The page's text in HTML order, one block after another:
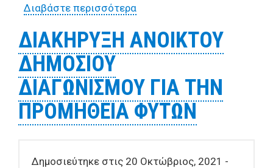
Διαβάστε περισσότεραγια ΔΙΑΚΗΡΥΞΗΣ ΑΝΟΙΚΤΟΥ
ΔΙΑΓΩΝΙΣΜΟΥ ΓΙΑ
ΑΠΟΧΙΟΝΙΣΜΟΥ ΓΙΑ ΤΑ ΕΤΗ
2021-2023»
ΔΙΑΚΗΡΥΞΗ ΑΝΟΙΚΤΟΥ
ΔΗΜΟΣΙΟΥ
ΔΙΑΓΩΝΙΣΜΟΥ ΓΙΑ ΤΗΝ
ΠΡΟΜΗΘΕΙΑ ΦΥΤΩΝ
Δημοσιεύτηκε στις 20 Οκτώβριος, 2021 -